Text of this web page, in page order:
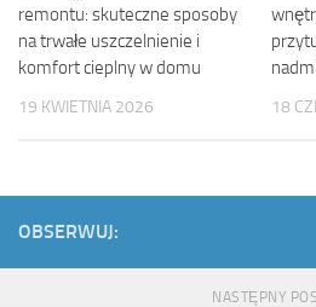
remontu: skuteczne sposoby
na trwałe uszczelnienie i
komfort cieplny w domu
19 KWIETNIA 2026 18
OBSERWUJ:
NASTĘPNY